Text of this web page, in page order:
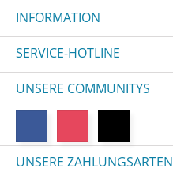
INFORMATION
SERVICE-HOTLINE
UNSERE COMMUNITYS
UNSERE ZAHLUNGSARTEN